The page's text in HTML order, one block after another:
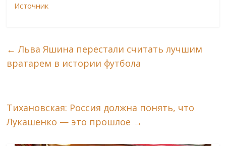
Источник
← Льва Яшина перестали считать лучшим
вратарем в истории футбола
Тихановская: Россия должна понять, что
Лукашенко — это прошлое →